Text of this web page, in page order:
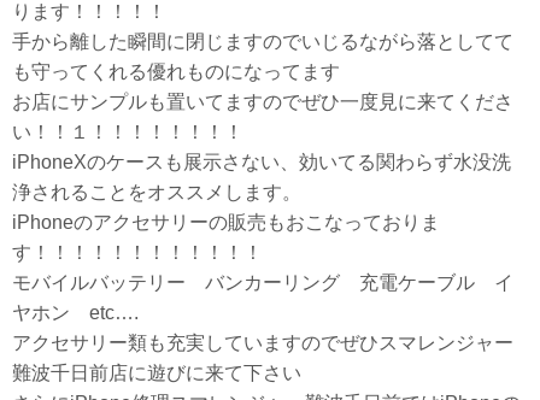
ります！！！！！
手から離した瞬間に閉じますのでいじるながら落としてて
も守ってくれる優れものになってます
お店にサンプルも置いてますのでぜひ一度見に来てくださ
い！！１！！！！！！！！
iPhoneXのケースも展示さない、効いてる関わらず水没洗
浄されることをオススメします。
iPhoneのアクセサリーの販売もおこなっておりま
す！！！！！！！！！！！！
モバイルバッテリー バンカーリング 充電ケーブル イ
ヤホン etc….
アクセサリー類も充実していますのでぜひスマレンジャー
難波千日前店に遊びに来て下さい